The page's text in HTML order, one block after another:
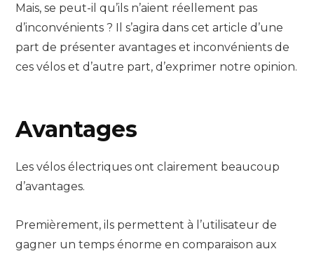
Mais, se peut-il qu’ils n’aient réellement pas
d’inconvénients ? Il s’agira dans cet article d’une
part de présenter avantages et inconvénients de
ces vélos et d’autre part, d’exprimer notre opinion.
Avantages
Les vélos électriques ont clairement beaucoup
d’avantages.
Premièrement, ils permettent à l’utilisateur de
gagner un temps énorme en comparaison aux